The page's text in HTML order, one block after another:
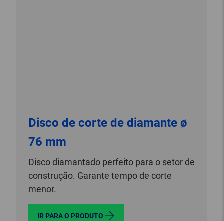
Disco de corte de diamante ø
76 mm
Disco diamantado perfeito para o setor de
construção. Garante tempo de corte
menor.
IR PARA O PRODUTO